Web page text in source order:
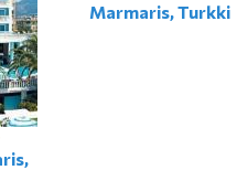
Marmaris, Turkki